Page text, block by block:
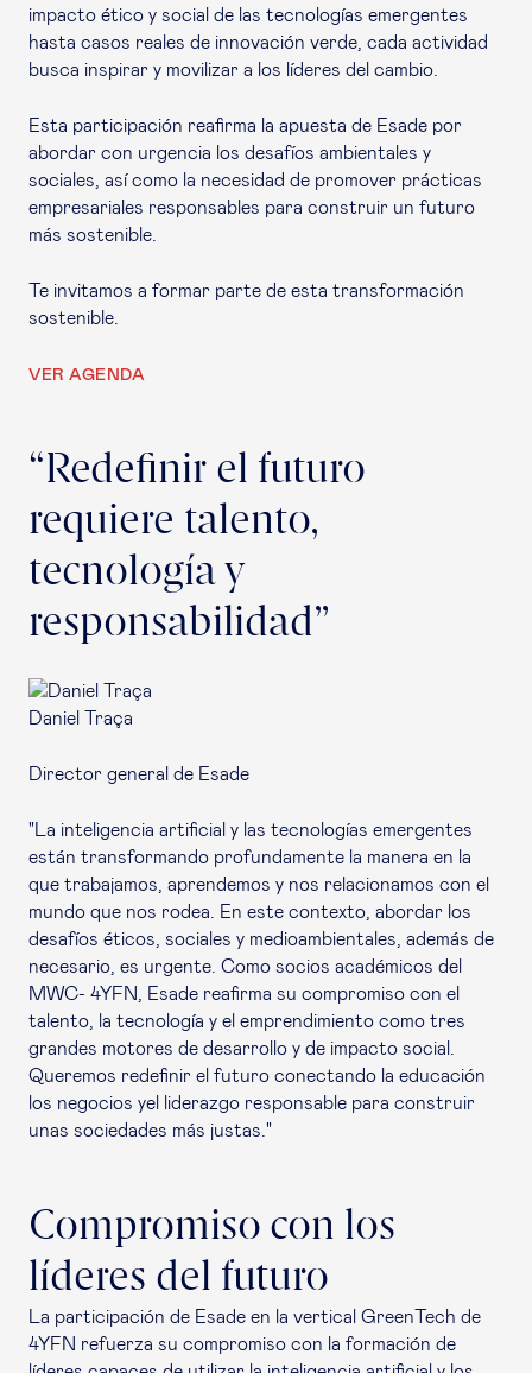
impacto ético y social de las tecnologías emergentes
hasta casos reales de innovación verde, cada actividad
busca inspirar y movilizar a los líderes del cambio.
Esta participación reafirma la apuesta de Esade por
abordar con urgencia los desafíos ambientales y
sociales, así como la necesidad de promover prácticas
empresariales responsables para construir un futuro
más sostenible.
Te invitamos a formar parte de esta transformación
sostenible.
VER AGENDA
“Redefinir el futuro
requiere talento,
tecnología y
responsabilidad”
Daniel Traça
Director general de Esade
"La inteligencia artificial y las tecnologías emergentes
están transformando profundamente la manera en la
que trabajamos, aprendemos y nos relacionamos con el
mundo que nos rodea. En este contexto, abordar los
desafíos éticos, sociales y medioambientales, además de
necesario, es urgente. Como socios académicos del
MWC- 4YFN, Esade reafirma su compromiso con el
talento, la tecnología y el emprendimiento como tres
grandes motores de desarrollo y de impacto social.
Queremos redefinir el futuro conectando la educación
los negocios yel liderazgo responsable para construir
unas sociedades más justas."
Compromiso con los
líderes del futuro
La participación de Esade en la vertical GreenTech de
4YFN refuerza su compromiso con la formación de